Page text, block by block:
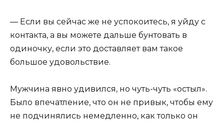
— Если вы сейчас же не успокоитесь, я уйду с
контакта, а вы можете дальше бунтовать в
одиночку, если это доставляет вам такое
большое удовольствие.
Мужчина явно удивился, но чуть-чуть «остыл».
Было впечатление, что он не привык, чтобы ему
не подчинялись немедленно, как только он